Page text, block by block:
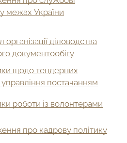
межах України
діловодства
документообігу
щодо тендерних
управління постачанням
роботи із волонтерами
про кадрову політику